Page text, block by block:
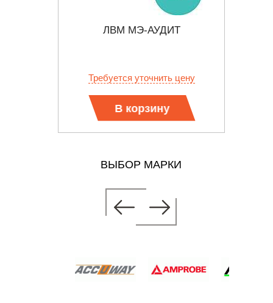
ЛВМ МЭ-АУДИТ
Требуется уточнить цену
В корзину
ВЫБОР МАРКИ